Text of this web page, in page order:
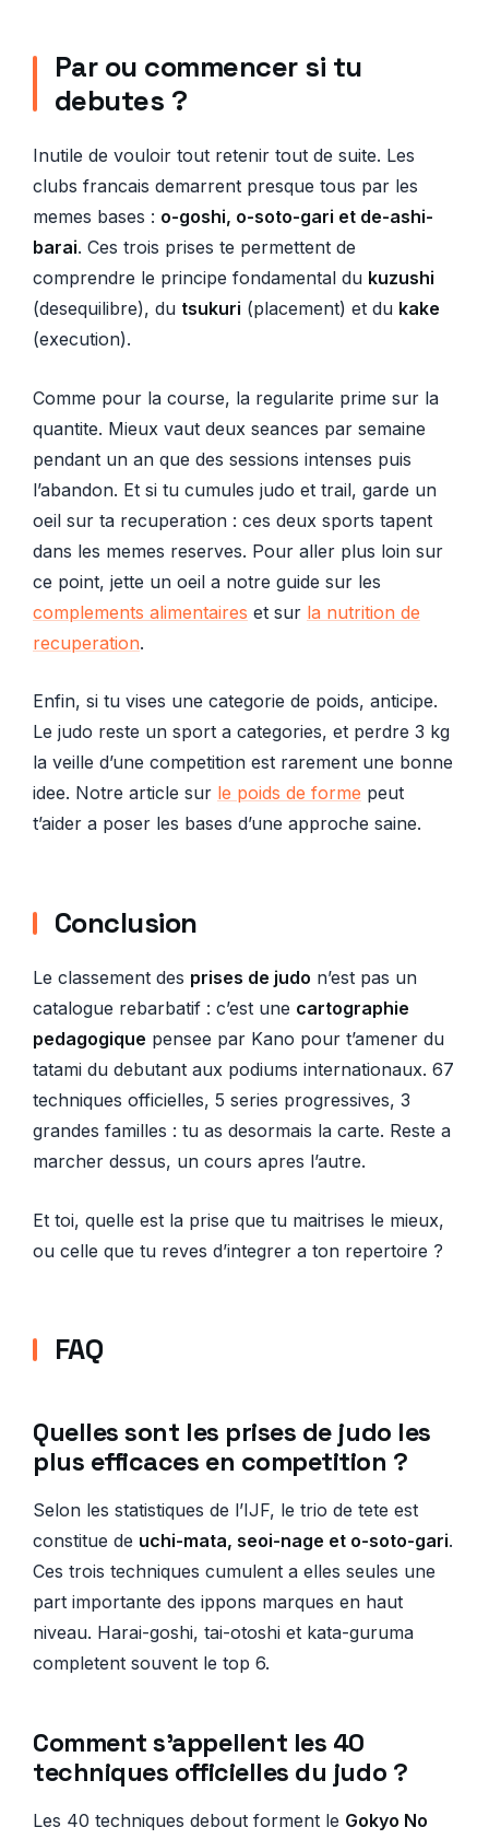
Par ou commencer si tu
debutes ?
Inutile de vouloir tout retenir tout de suite. Les
clubs francais demarrent presque tous par les
memes bases : o-goshi, o-soto-gari et de-ashi-
barai. Ces trois prises te permettent de
comprendre le principe fondamental du kuzushi
(desequilibre), du tsukuri (placement) et du kake
(execution).
Comme pour la course, la regularite prime sur la
quantite. Mieux vaut deux seances par semaine
pendant un an que des sessions intenses puis
l’abandon. Et si tu cumules judo et trail, garde un
oeil sur ta recuperation : ces deux sports tapent
dans les memes reserves. Pour aller plus loin sur
ce point, jette un oeil a notre guide sur les
complements alimentaires et sur la nutrition de
recuperation.
Enfin, si tu vises une categorie de poids, anticipe.
Le judo reste un sport a categories, et perdre 3 kg
la veille d’une competition est rarement une bonne
idee. Notre article sur le poids de forme peut
t’aider a poser les bases d’une approche saine.
Conclusion
Le classement des prises de judo n’est pas un
catalogue rebarbatif : c’est une cartographie
pedagogique pensee par Kano pour t’amener du
tatami du debutant aux podiums internationaux. 67
techniques officielles, 5 series progressives, 3
grandes familles : tu as desormais la carte. Reste a
marcher dessus, un cours apres l’autre.
Et toi, quelle est la prise que tu maitrises le mieux,
ou celle que tu reves d’integrer a ton repertoire ?
FAQ
Quelles sont les prises de judo les
plus efficaces en competition ?
Selon les statistiques de l’IJF, le trio de tete est
constitue de uchi-mata, seoi-nage et o-soto-gari.
Ces trois techniques cumulent a elles seules une
part importante des ippons marques en haut
niveau. Harai-goshi, tai-otoshi et kata-guruma
completent souvent le top 6.
Comment s’appellent les 40
techniques officielles du judo ?
Les 40 techniques debout forment le Gokyo No